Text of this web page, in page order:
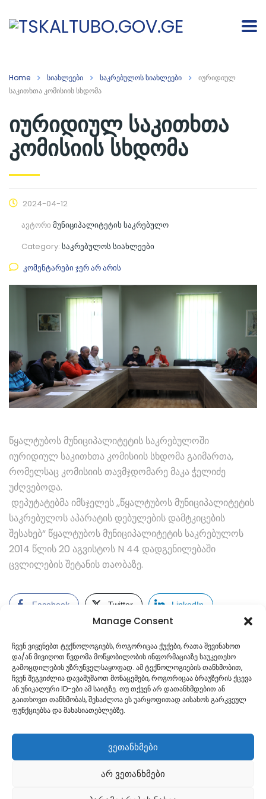
Manage Consent
ჩვენ ვიყენებთ ტექნოლოგიებს, როგორიცაა ქუქები, რათა შევინახოთ
და/ან მივიღოთ წვდომა მოწყობილობის ინფორმაციაზე საუკეთესო
გამოცდილების უზრუნველსაყოფად. ამ ტექნოლოგიების თანხმობით,
ჩვენ შეგვიძლია დავამუშაოთ მონაცემები, როგორიცაა ბრაუზერის ქცევა
ან უნიკალური ID-ები ამ საიტზე. თუ თქვენ არ დათანხმდებით ან
გაითხოვთ თანხმობას, შესაძლოა ეს უარყოფითად აისახოს გარკვეულ
ფუნქციებსა და მახასიათებლებზე.
ვეთანხმები
არ ვეთანხმები
Home სიახლეები საკრებულოს სიახლეები
იურიდიულ
საკითხთა კომისიის სხდომა
იურიდიულ საკითხთა
კომისიის სხდომა
2024-04-12
ავტორი მუნიციპალიტეტის საკრებულო
Category: საკრებულოს სიახლეები
კომენტარები ჯერ არ არის
წყალტუბოს მუნიციპალიტეტის საკრებულოში
იურიდიულ საკითხთა კომისიის სხდომა გაიმართა,
რომელსაც კომისიის თავმჯდომარე მაკა ჭელიძე
უძღვებოდა.
დეპუტატებმა იმსჯელეს ,,წყალტუბოს მუნიციპალიტეტის
საკრებულოს აპარატის დებულების დამტკიცების
შესახებ“ წყალტუბოს მუნიციპალიტეტის საკრებულოს
2014 წლის 20 აგვისტოს N 44 დადგენილებაში
ცვლილების შეტანის თაობაზე.
Facebook Twitter LinkedIn